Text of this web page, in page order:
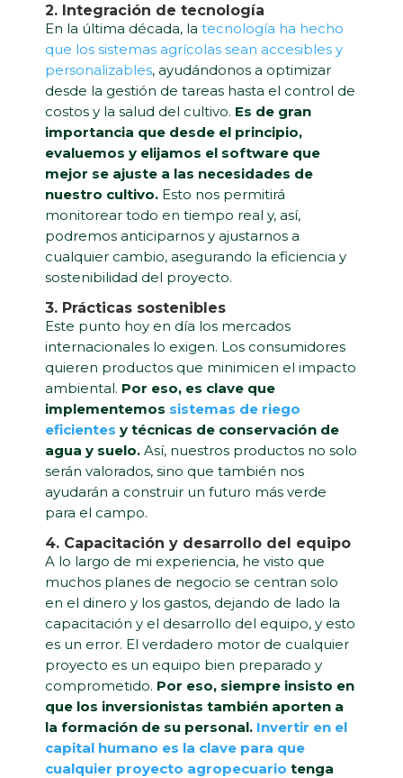
2. Integración de tecnología
En la última década, la tecnología ha hecho
que los sistemas agrícolas sean accesibles y
personalizables, ayudándonos a optimizar
desde la gestión de tareas hasta el control de
costos y la salud del cultivo. Es de gran
importancia que desde el principio,
evaluemos y elijamos el software que
mejor se ajuste a las necesidades de
nuestro cultivo. Esto nos permitirá
monitorear todo en tiempo real y, así,
podremos anticiparnos y ajustarnos a
cualquier cambio, asegurando la eficiencia y
sostenibilidad del proyecto.
3. Prácticas sostenibles
Este punto hoy en día los mercados
internacionales lo exigen. Los consumidores
quieren productos que minimicen el impacto
ambiental. Por eso, es clave que
implementemos sistemas de riego
eficientes y técnicas de conservación de
agua y suelo. Así, nuestros productos no solo
serán valorados, sino que también nos
ayudarán a construir un futuro más verde
para el campo.
4. Capacitación y desarrollo del equipo
A lo largo de mi experiencia, he visto que
muchos planes de negocio se centran solo
en el dinero y los gastos, dejando de lado la
capacitación y el desarrollo del equipo, y esto
es un error. El verdadero motor de cualquier
proyecto es un equipo bien preparado y
comprometido. Por eso, siempre insisto en
que los inversionistas también aporten a
la formación de su personal. Invertir en el
capital humano es la clave para que
cualquier proyecto agropecuario tenga